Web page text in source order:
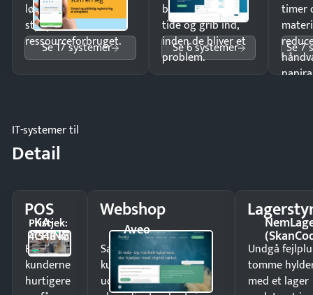
lønberegning og få
styr på
ressourceforbruget.
Se 17 systemer
budgetafvigelser i
tide og grib ind,
inden de bliver et
problem.
Se 6 systemer
timer
Se 7
IT-systemer til
Detail
POS
KA-
CHING
Pristjek:
4.548 kr
Ekspedér
kunderne
hurtigere
Webshop
Aveo
Sælg produkter 24/7 til
kunder i hele landet
uden
Undgå
tomme
med et lager